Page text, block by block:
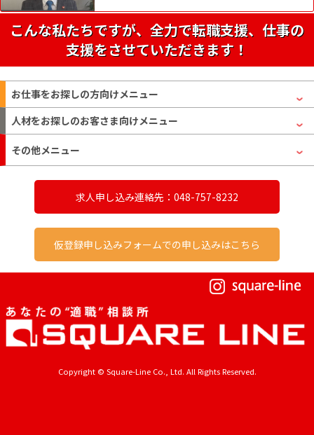
こんな私たちですが、全力で転職支援、仕事の
支援をさせていただきます！
お仕事をお探しの方向けメニュー
人材をお探しのお客さま向けメニュー
その他メニュー
求人申し込み連絡先：048-757-8232
仮登録申し込みフォームでの申し込みはこちら
Copyright © Square-Line Co., Ltd. All Rights Reserved.